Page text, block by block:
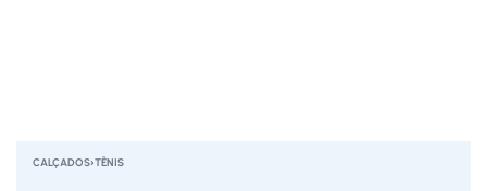
CALÇADOS›TÊNIS